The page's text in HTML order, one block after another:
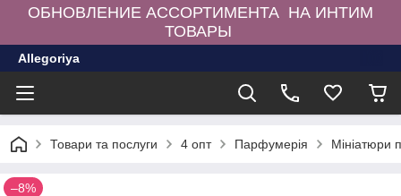
ОБНОВЛЕНИЕ АССОРТИМЕНТА НА ИНТИМ
ТОВАРЫ
Allegoriya
Товари та послуги 4 опт Парфумерія Мініатюри
–8%